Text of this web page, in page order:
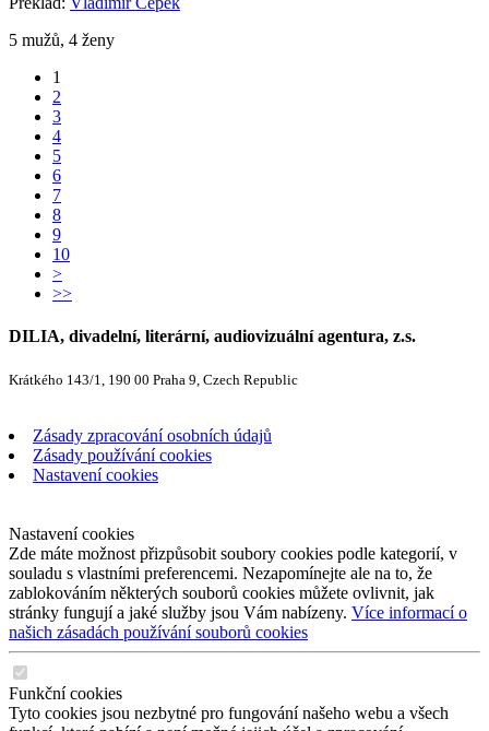
5 mužů, 4 ženy
1
2
3
4
5
6
7
8
9
10
>
>>
DILIA, divadelní, literární, audiovizuální agentura, z.s.
Krátkého 143/1, 190 00 Praha 9, Czech Republic
Zásady zpracování osobních údajů
Zásady používání cookies
Nastavení cookies
Nastavení cookies
Zde máte možnost přizpůsobit soubory cookies podle kategorií, v
souladu s vlastními preferencemi. Nezapomínejte ale na to, že
zablokováním některých souborů cookies můžete ovlivnit, jak
stránky fungují a jaké služby jsou Vám nabízeny. Více informací o
našich zásadách používání souborů cookies
Funkční cookies
Tyto cookies jsou nezbytné pro fungování našeho webu a všech